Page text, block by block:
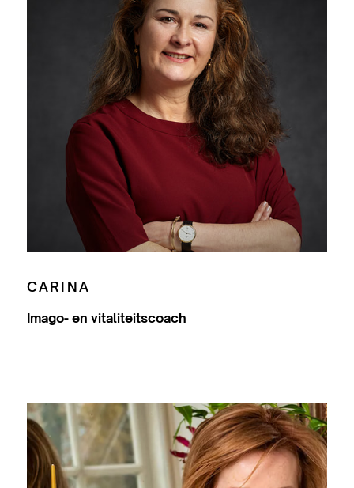
CARINA
Imago- en vitaliteitscoach